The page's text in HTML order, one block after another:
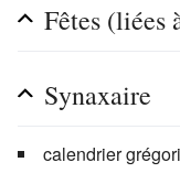
Fêtes (liées
Synaxaire
calendrier